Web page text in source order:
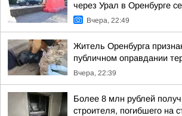
через Урал в Оренбурге
Вчера, 22:49
Житель Оренбурга
публичном оправдании
Вчера, 22:39
Более 8 млн рублей
строителя, погибшего на